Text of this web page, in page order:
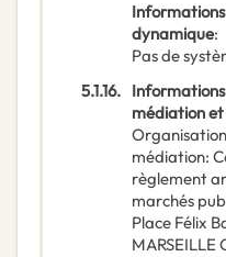
Informations
dynamique:
Pas de
5.1.16.
médiation
médiation:
règlement
marchés
Place Félix
MARSEILLE